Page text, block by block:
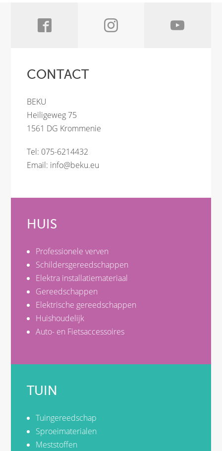
CONTACT
BEKU
Heiligeweg 75
1561 DG Krommenie
Tel: 075-6214432
Email: info@beku.eu
HUIS
Professionele verven
Schildersgereedschappen
Elektra installatiemateriaal
Gereedschappen
Elektrische gereedschappen
Huishoudelijk
Auto- en Fietsaccessoires
TUIN
Tuingereedschap
Sproeimaterialen
Meststoffen